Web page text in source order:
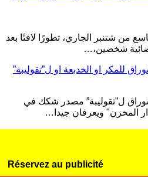
من شتنبر الجاري، تطورًا لافتًا بعد
شخصين،…
للمكر او الخدبعة او ل”تقوليبة”
ل”تقوليبة” مصدر شكك في
دار المخزن" ويعرفان جيدا…
Réservez au publicité